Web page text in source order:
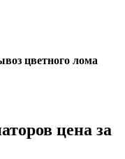
цветного лома
цена за